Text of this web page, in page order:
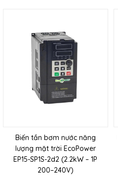
Biến tần bơm nước năng
lượng mặt trời EcoPower
EP15-SP1S-2d2 (2.2kW – 1P
200–240V)